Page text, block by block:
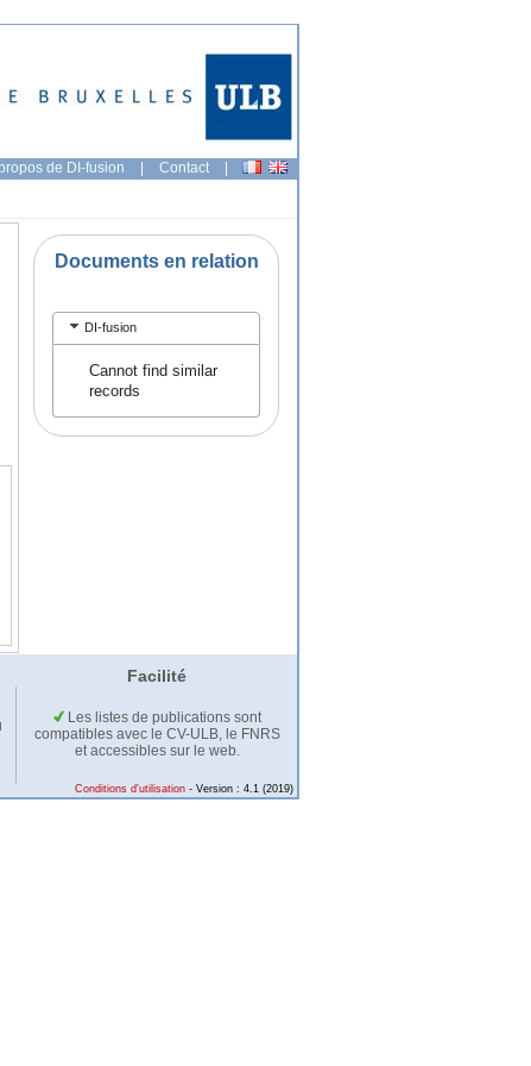
de DI-fusion | Contact |
Documents en relation
DI-fusion
Cannot find similar
records
Facilité
Les listes de publications sont
compatibles avec le CV-ULB, le FNRS
et accessibles sur le web.
Conditions d'utilisation - Version : 4.1 (2019)